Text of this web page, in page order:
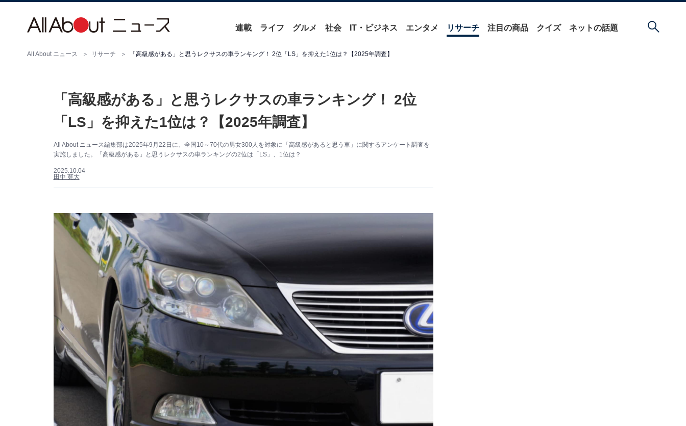
連載 ライフ グルメ 社会 IT・ビジネス エンタメ リサーチ 注目の商品 クイズ ネットの話題
All About ニュース リサーチ 「高級感がある」と思うレクサスの車ランキング！ 2位「LS」を抑えた1位は？【2025年調査】
「高級感がある」と思うレクサスの車ランキング！ 2位
「LS」を抑えた1位は？【2025年調査】
All About ニュース編集部は2025年9月22日に、全国10～70代の男女300人を対象に「高級感があると思う車」に関するアンケート調査を
実施しました。「高級感がある」と思うレクサスの車ランキングの2位は「LS」、1位は？
2025.10.04
田中 寛大